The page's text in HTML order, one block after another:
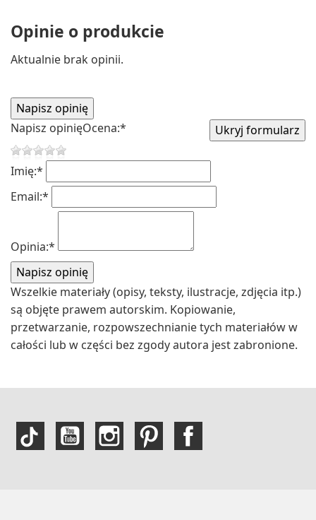
Opinie o produkcie
Aktualnie brak opinii.
Napisz opinięOcena:*
Imię:*
Email:*
Opinia:*
Wszelkie materiały (opisy, teksty, ilustracje, zdjęcia itp.)
są objęte prawem autorskim. Kopiowanie,
przetwarzanie, rozpowszechnianie tych materiałów w
całości lub w części bez zgody autora jest zabronione.